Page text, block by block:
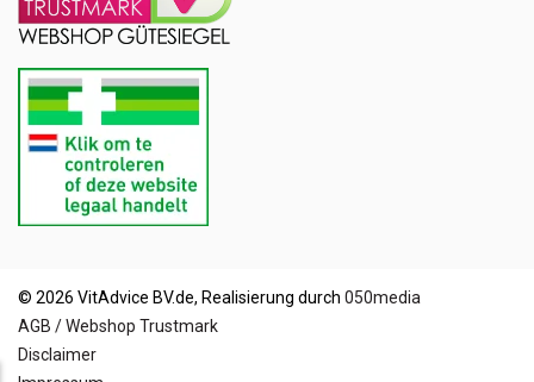
© 2026 VitAdvice BV.de, Realisierung durch 050media
AGB / Webshop Trustmark
Disclaimer